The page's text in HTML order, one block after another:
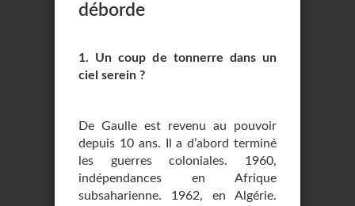
déborde
1. Un coup de tonnerre dans un
ciel serein ?
De Gaulle est revenu au pouvoir
depuis 10 ans. Il a d’abord terminé
les guerres coloniales. 1960,
indépendances en Afrique
subsaharienne. 1962, en Algérie.